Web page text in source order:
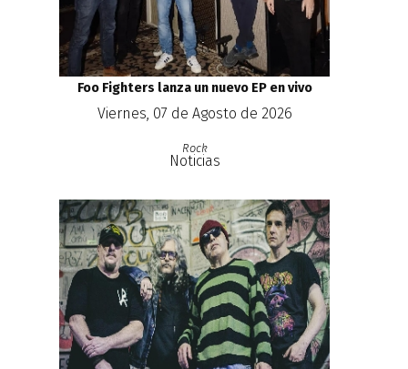
Foo Fighters lanza un nuevo EP en vivo
Viernes, 07 de Agosto de 2026
Rock
Noticias